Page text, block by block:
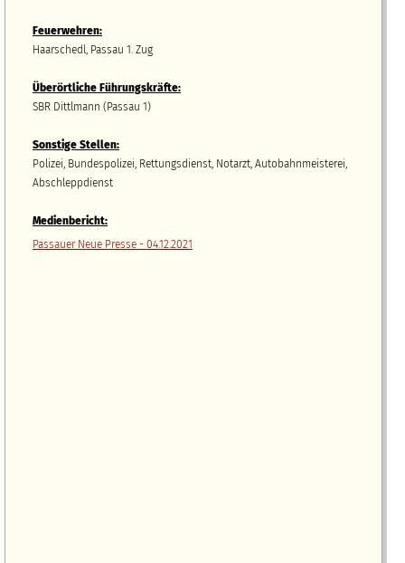
Feuerwehren:
Haarschedl, Passau 1. Zug
Überörtliche Führungskräfte:
SBR Dittlmann (Passau 1)
Sonstige Stellen:
Polizei, Bundespolizei, Rettungsdienst, Notarzt, Autobahnmeisterei,
Abschleppdienst
Medienbericht:
Passauer Neue Presse - 04.12.2021